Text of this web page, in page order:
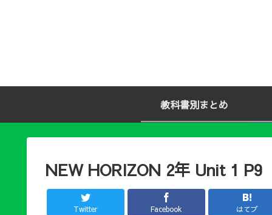
教科書別まとめ
NEW HORIZON 2年 Unit 1 P9
Twitter Facebook はてブ